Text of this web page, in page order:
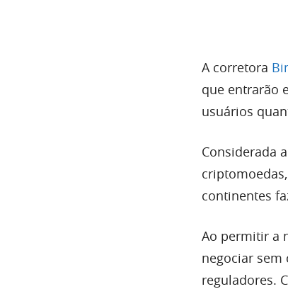
A corretora
que entrarão
usuários
Considerada
continentes
Ao permitir a
negociar sem
reguladores.